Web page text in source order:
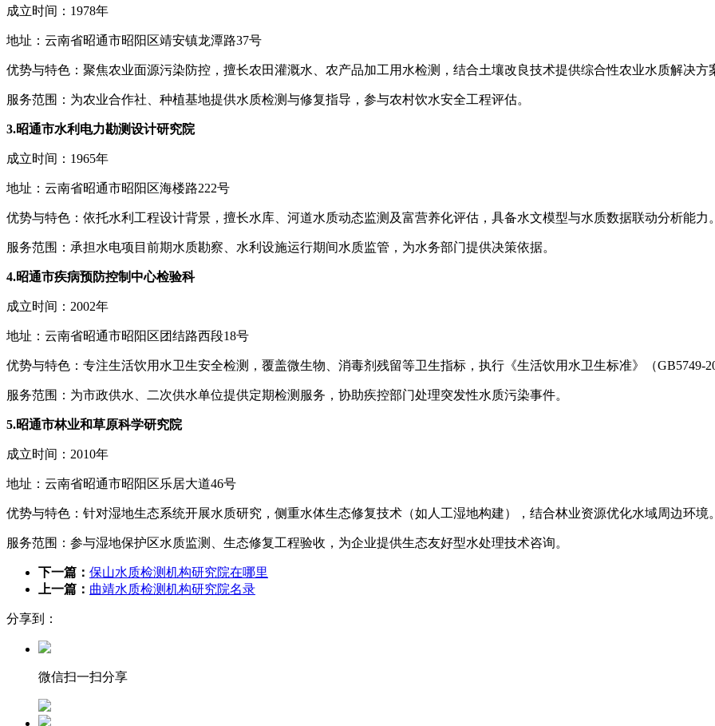
成立时间：1978年
地址：云南省昭通市昭阳区靖安镇龙潭路37号
优势与特色：聚焦农业面源污染防控，擅长农田灌溉水、农产品加工用水检测，结合土壤改良技术提供综合性农业水质解决方
服务范围：为农业合作社、种植基地提供水质检测与修复指导，参与农村饮水安全工程评估。
3.昭通市水利电力勘测设计研究院
成立时间：1965年
地址：云南省昭通市昭阳区海楼路222号
优势与特色：依托水利工程设计背景，擅长水库、河道水质动态监测及富营养化评估，具备水文模型与水质数据联动分析能力。
服务范围：承担水电项目前期水质勘察、水利设施运行期间水质监管，为水务部门提供决策依据。
4.昭通市疾病预防控制中心检验科
成立时间：2002年
地址：云南省昭通市昭阳区团结路西段18号
优势与特色：专注生活饮用水卫生安全检测，覆盖微生物、消毒剂残留等卫生指标，执行《生活饮用水卫生标准》（GB5749-
服务范围：为市政供水、二次供水单位提供定期检测服务，协助疾控部门处理突发性水质污染事件。
5.昭通市林业和草原科学研究院
成立时间：2010年
地址：云南省昭通市昭阳区乐居大道46号
优势与特色：针对湿地生态系统开展水质研究，侧重水体生态修复技术（如人工湿地构建），结合林业资源优化水域周边环境。
服务范围：参与湿地保护区水质监测、生态修复工程验收，为企业提供生态友好型水处理技术咨询。
下一篇： 保山水质检测机构研究院在哪里
上一篇： 曲靖水质检测机构研究院名录
分享到：
微信扫一扫分享